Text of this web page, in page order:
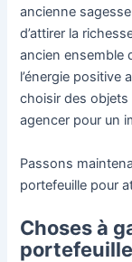
ancienne
d’attirer la
ancien ensemble
l’énergie positive
choisir des
agencer pour un
Passons
portefeuille pour
Choses à